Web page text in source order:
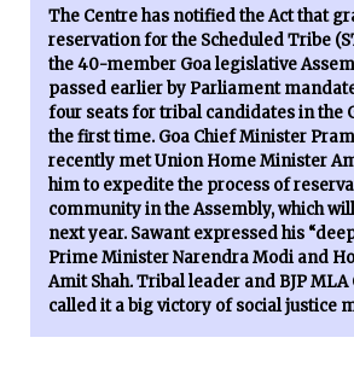
The Centre has notified the Act that
reservation for the Scheduled Tribe
the 40-member Goa legislative
passed earlier by Parliament
four seats for tribal candidates in the
the first time. Goa Chief Minister
recently met Union Home Minister
him to expedite the process of
community in the Assembly, which
next year. Sawant expressed his
Prime Minister Narendra Modi and
Amit Shah. Tribal leader and BJP MLA
called it a big victory of social justice